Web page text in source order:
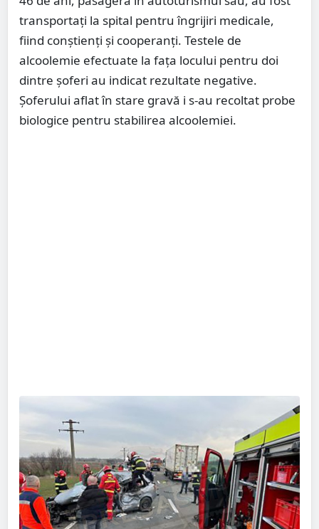
transportați la spital pentru îngrijiri medicale,
fiind conștienți și cooperanți. Testele de
alcoolemie efectuate la fața locului pentru doi
dintre șoferi au indicat rezultate negative.
Șoferului aflat în stare gravă i s-au recoltat probe
biologice pentru stabilirea alcoolemiei.